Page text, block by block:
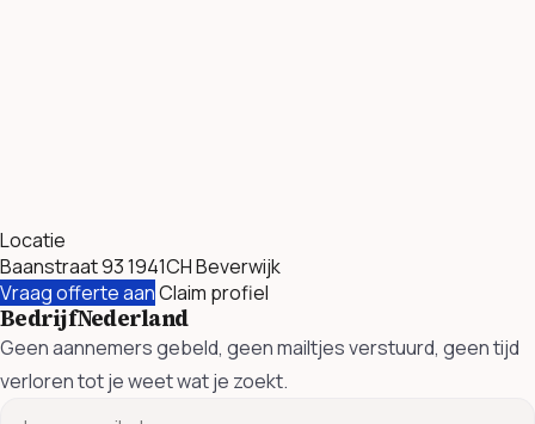
Locatie
Baanstraat 93 1941CH Beverwijk
Vraag offerte aanClaim profiel
BedrijfNederland
Geen aannemers gebeld, geen mailtjes verstuurd, geen tijd
verloren tot je weet wat je zoekt.